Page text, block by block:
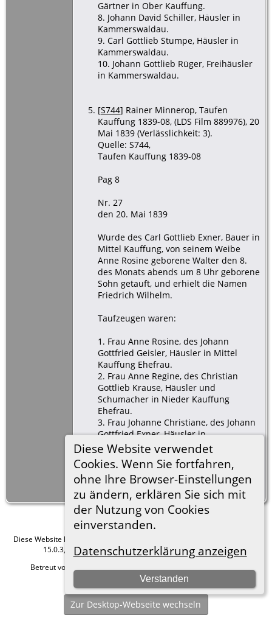
Diese Website verwendet
Cookies. Wenn Sie fortfahren,
ohne Ihre Browser-Einstellungen
zu ändern, erklären Sie sich mit
der Nutzung von Cookies
einverstanden.
Datenschutzerklärung anzeigen
Verstanden
Gärtner in Ober Kauffung.
8. Johann David Schiller, Häusler in
Kammerswaldau.
9. Carl Gottlieb Stumpe, Häusler in
Kammerswaldau.
10. Johann Gottlieb Rüger, Freihäusler
in Kammerswaldau.
[S744] Rainer Minnerop, Taufen
Kauffung 1839-08, (LDS Film 889976), 20
Mai 1839 (Verlässlichkeit: 3).
Quelle: S744,
Taufen Kauffung 1839-08
Pag 8
Nr. 27
den 20. Mai 1839
Wurde des Carl Gottlieb Exner, Bauer in
Mittel Kauffung, von seinem Weibe
Anne Rosine geborene Walter den 8.
des Monats abends um 8 Uhr geborene
Sohn getauft, und erhielt die Namen
Friedrich Wilhelm.
Taufzeugen waren:
1. Frau Anne Rosine, des Johann
Gottfried Geisler, Häusler in Mittel
Kauffung Ehefrau.
2. Frau Anne Regine, des Christian
Gottlieb Krause, Häusler und
Schumacher in Nieder Kauffung
Ehefrau.
3. Frau Johanne Christiane, des Johann
Gottfried Exner, Häusler in
Kammerswaldau Ehefrau.
4. Karl Benjamin Fehrle, Frei- und
Großgärtner in Nieder Kauffung.
5. Johann Gottlieb Jentsch, Gärtner in
Ober Kauffung.
Diese Website läuft mit
15.0.3, programmiert von Darrin Lythgoe © 2001-2026.
Betreut von
Hier geht es zum Impressum
Zur Desktop-Webseite wechseln